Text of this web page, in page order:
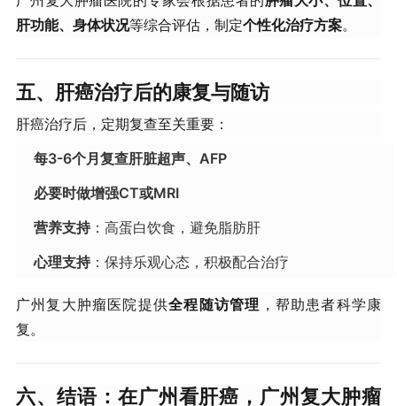
肝功能、身体状况等综合评估，制定个性化治疗方案。
五、肝癌治疗后的康复与随访
肝癌治疗后，定期复查至关重要：
每3-6个月复查肝脏超声、AFP
必要时做增强CT或MRI
营养支持：高蛋白饮食，避免脂肪肝
心理支持：保持乐观心态，积极配合治疗
广州复大肿瘤医院提供全程随访管理 ，帮助患者科学康
复。
六、结语：在广州看肝癌，广州复大肿瘤